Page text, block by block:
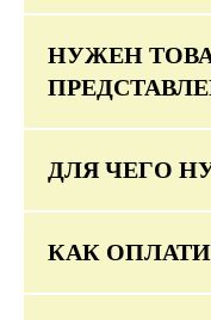
НУЖЕН
ДЛЯ ЧЕГО
КАК